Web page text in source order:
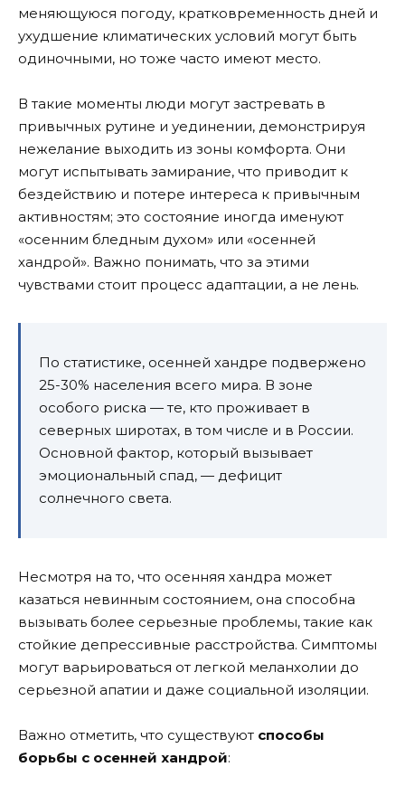
меняющуюся погоду, кратковременность дней и
ухудшение климатических условий могут быть
одиночными, но тоже часто имеют место.
В такие моменты люди могут застревать в
привычных рутине и уединении, демонстрируя
нежелание выходить из зоны комфорта. Они
могут испытывать замирание, что приводит к
бездействию и потере интереса к привычным
активностям; это состояние иногда именуют
«осенним бледным духом» или «осенней
хандрой». Важно понимать, что за этими
чувствами стоит процесс адаптации, а не лень.
По статистике, осенней хандре подвержено
25-30% населения всего мира. В зоне
особого риска — те, кто проживает в
северных широтах, в том числе и в России.
Основной фактор, который вызывает
эмоциональный спад, — дефицит
солнечного света.
Несмотря на то, что осенняя хандра может
казаться невинным состоянием, она способна
вызывать более серьезные проблемы, такие как
стойкие депрессивные расстройства. Симптомы
могут варьироваться от легкой меланхолии до
серьезной апатии и даже социальной изоляции.
Важно отметить, что существуют способы
борьбы с осенней хандрой: